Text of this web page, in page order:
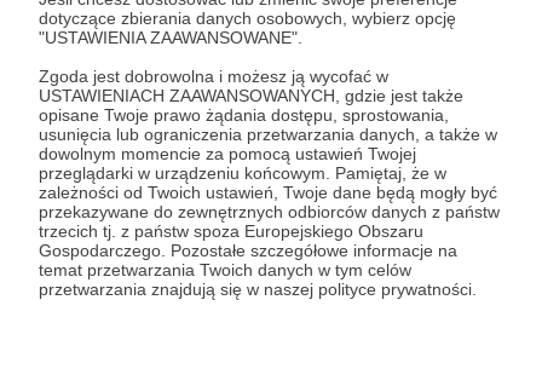
dotyczące zbierania danych osobowych, wybierz opcję
"USTAWIENIA ZAAWANSOWANE".
Zgoda jest dobrowolna i możesz ją wycofać w
USTAWIENIACH ZAAWANSOWANYCH, gdzie jest także
opisane Twoje prawo żądania dostępu, sprostowania,
usunięcia lub ograniczenia przetwarzania danych, a także w
dowolnym momencie za pomocą ustawień Twojej
przeglądarki w urządzeniu końcowym. Pamiętaj, że w
zależności od Twoich ustawień, Twoje dane będą mogły być
przekazywane do zewnętrznych odbiorców danych z państw
trzecich tj. z państw spoza Europejskiego Obszaru
Gospodarczego. Pozostałe szczegółowe informacje na
temat przetwarzania Twoich danych w tym celów
przetwarzania znajdują się w naszej polityce prywatności.
100 zł miesięcznie
Filar niezależności
Bardzo, bardzo dziękuję! Jestem pod wrażeniem. Żeby
przeznaczać 100 złotych miesięcznie na Historię
Realną, musisz być wiernym czytelnikiem moich
książek i widzem moich filmów.
Poza tym, czym odwdzięczam się w ramach
poprzednich progów, nagrodą za takie niesamowite
wsparcie będziespotkanie-wideo ze mną na Skypie
lub Zoomie.